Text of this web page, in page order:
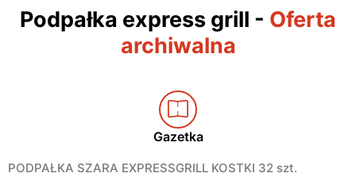
Podpałka express grill - Oferta
archiwalna
Gazetka
PODPAŁKA SZARA EXPRESSGRILL KOSTKI 32 szt.